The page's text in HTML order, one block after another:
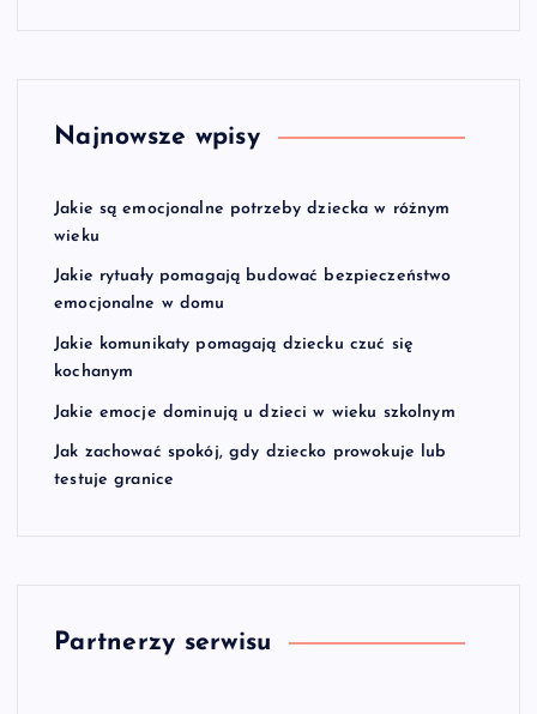
Najnowsze wpisy
Jakie są emocjonalne potrzeby dziecka w różnym
wieku
Jakie rytuały pomagają budować bezpieczeństwo
emocjonalne w domu
Jakie komunikaty pomagają dziecku czuć się
kochanym
Jakie emocje dominują u dzieci w wieku szkolnym
Jak zachować spokój, gdy dziecko prowokuje lub
testuje granice
Partnerzy serwisu